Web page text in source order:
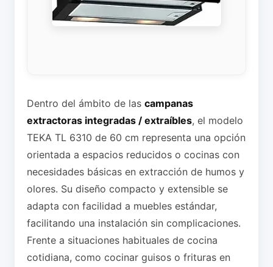
Dentro del ámbito de las campanas
extractoras integradas / extraíbles, el modelo
TEKA TL 6310 de 60 cm representa una opción
orientada a espacios reducidos o cocinas con
necesidades básicas en extracción de humos y
olores. Su diseño compacto y extensible se
adapta con facilidad a muebles estándar,
facilitando una instalación sin complicaciones.
Frente a situaciones habituales de cocina
cotidiana, como cocinar guisos o frituras en